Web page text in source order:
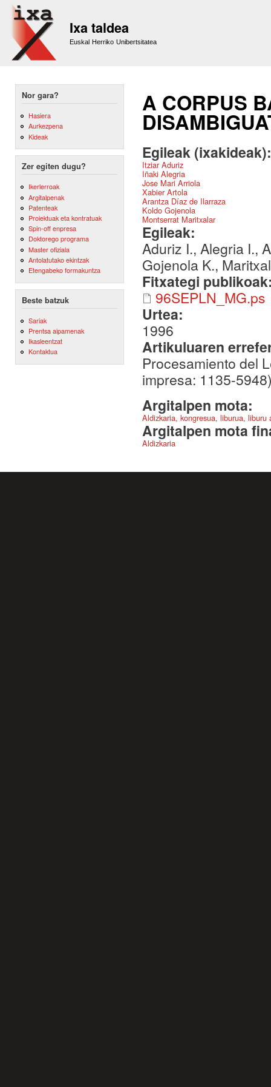
Ixa taldea
Euskal Herriko Unibertsitatea
Nor gara?
Hasiera
Aurkezpena
Kideak
Zer egiten dugu?
Ikerlerroak
Argitalpenak
Patenteak
Proiektuak eta kontratuak
Spin-off enpresa
Doktorego programa
Master ofiziala
Antolatutako ekintzak
Etengabeko formakuntza
Beste batzuk
Sariak
Prentsa aipamenak
Ikasleentzat
Kontaktua
A CORPUS
Egileak
Itziar Aduriz
Iñaki Alegria
Jose Mari Arriola
Xabier Artola
Arantza Díaz de Ilarraza
Koldo Gojenola
Montserrat Maritxalar
Egileak:
Aduriz I., Alegria I.,
Gojenola K.,
Fitxategi
96SEPLN_MG.ps
Urtea:
1996
Artikuluaren
Procesamiento del
impresa: 1135-
Argitalpen mota:
Aldizkaria, kongresua, liburua,
Argitalpen mota
Aldizkaria